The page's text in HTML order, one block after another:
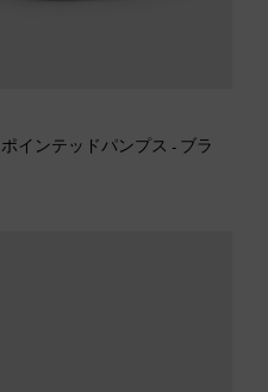
インテッドパンプス - ブラ